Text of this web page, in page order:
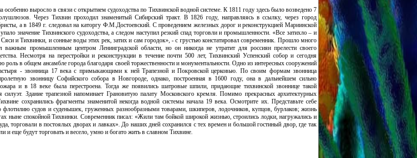
особенно выросло в связи с открытием судоходства по Тихвинской водной системе. К 1811 году здесь было возведено 7
Через Тихвин проходил знаменитый Сибирский тракт. В 1826 году, направляясь в ссылку, через город
а в 1849 г. следовал на каторгу Ф.М.Достоевский. С проведением железных дорог и реконструкцией Мариинской
значение Тихвинского судоходства, а следом наступил резкий спад торговли и промышленности. «Все затихло – и
Сяси и Тихвинки, и сонные воды этих рек, затих и сам городок», - с грустью констатировал современник. Прошло много
важным промышленным центром Ленинградской области, но он никогда не утратит для россиян прелести своего
Несмотря на перестройки и реконструкции в течение почти 500 лет, Тихвинский Успенский собор и сегодня
роль в общем ансамбле города благодаря своей торжественности и монументальности. Одно из интересных сооружений
- звонница 17 века с примыкающими к ней Трапезной и Покровской церковью. По своим формам звонница
звонницу Софийского собора в Новгороде, однако, построенная в 1600 году, она в дальнейшем сильно
и в 18 веке была перестроена. Тогда же появились шатровые шпили, придающие тихвинской звоннице такой
силуэт. Здание трапезной напоминает Грановитую палату Московского кремля. Помимо прекрасных архитектурных
сохранились фрагменты знаменитой некогда водной системы начала 19 века. Осмотрите их. Представьте себе
флотилию судов и суденышек, груженных разнообразными товарами, шкиперов, лодочников, купцов, бурлаков; жизнь
ныне спокойной Тихвинки. Современник писал: «Жили там бойкой широкой жизнью, строились лодки, нагружались и
торговали в постоялых дворах и лавках». До наших дней сохранился с тех времен и большой гостиный двор, где так
и еще будут торговать и весело, умно и богато жить в славном Тихвине.